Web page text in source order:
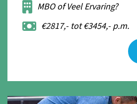
MBO of Veel Ervaring?
€2817,- tot €3454,- p.m.